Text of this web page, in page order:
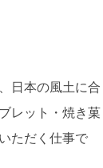
日本の風土に合
レット・焼き菓
ただく仕事で